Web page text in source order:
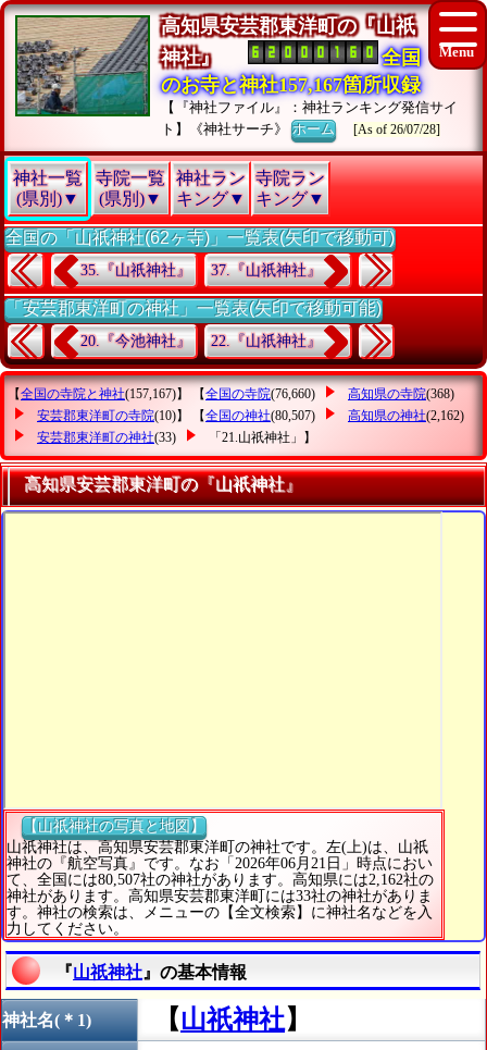
高知県安芸郡東洋町の『山祇
神社』
全国
のお寺と神社157,167箇所収録
【『神社ファイル』：神社ランキング発信サイ
ト】《神社サーチ》ホーム [As of 26/07/28]
神社一覧
(県別)▼
寺院一覧
(県別)▼
神社ラン
キング▼
寺院ラン
キング▼
全国の「山祇神社(62ヶ寺)」一覧表(矢印で移動可)
35.『山祇神社』 37.『山祇神社』
「安芸郡東洋町の神社」一覧表(矢印で移動可能)
20.『今池神社』 22.『山祇神社』
【全国の寺院と神社(157,167)】 【全国の寺院(76,660) 高知県の寺院(368)
安芸郡東洋町の寺院(10)】 【全国の神社(80,507) 高知県の神社(2,162)
安芸郡東洋町の神社(33) 「21.山祇神社」 】
高知県安芸郡東洋町の『山祇神社』
【山祇神社の写真と地図】
山祇神社は、高知県安芸郡東洋町の神社です。左(上)は、山祇
神社の『航空写真』です。なお「2026年06月21日」時点におい
て、全国には80,507社の神社があります。高知県には2,162社の
神社があります。高知県安芸郡東洋町には33社の神社がありま
す。神社の検索は、メニューの【全文検索】に神社名などを入
力してください。
『山祇神社 』の基本情報
神社名(＊1) 【山祇神社】